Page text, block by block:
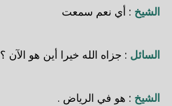
الشيخ : أي نعم سمعت
السائل : جزاه الله خيرا أين هو الآن ؟
الشيخ : هو في الرياض .